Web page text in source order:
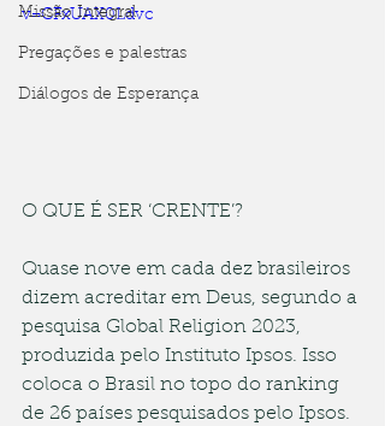
Missão Integral
Pregações e palestras
Diálogos de Esperança
v=CFxUAX0Ldvc
O QUE É SER ‘CRENTE’?
Quase nove em cada dez brasileiros
dizem acreditar em Deus, segundo a
pesquisa Global Religion 2023,
produzida pelo Instituto Ipsos. Isso
coloca o Brasil no topo do ranking
de 26 países pesquisados pelo Ipsos.